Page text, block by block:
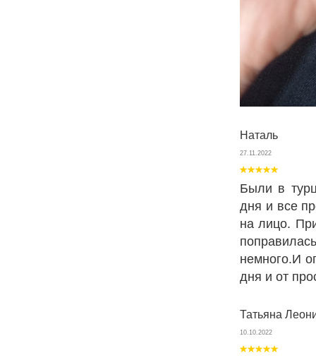
Наталь
27.11.2022
Были в
дня и все
на лицо.
немного.И
дня и от
Татьяна
10.10.2022